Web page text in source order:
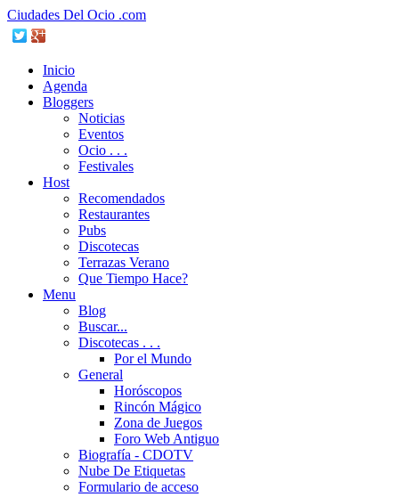
Ciudades Del Ocio .com
Inicio
Agenda
Bloggers
Noticias
Eventos
Ocio . . .
Festivales
Host
Recomendados
Restaurantes
Pubs
Discotecas
Terrazas Verano
Que Tiempo Hace?
Menu
Blog
Buscar...
Discotecas . . .
Por el Mundo
General
Horóscopos
Rincón Mágico
Zona de Juegos
Foro Web Antiguo
Biografía - CDOTV
Nube De Etiquetas
Formulario de acceso